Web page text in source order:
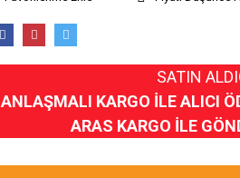
SATIN
ANLAŞMALI KARGO İLE ALICI
ARAS KARGO İLE